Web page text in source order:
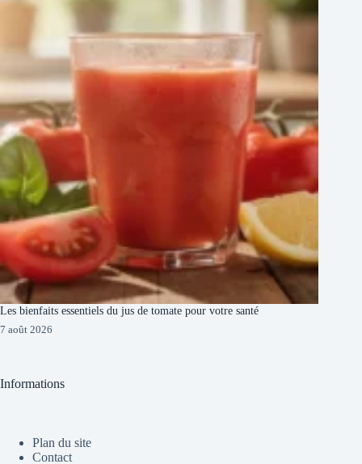
Les bienfaits essentiels du jus de tomate pour votre santé
7 août 2026
Informations
Plan du site
Contact